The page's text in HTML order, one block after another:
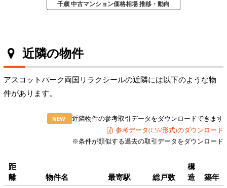
千歳 中古マンション価格相場 推移・動向
近隣の物件
アスコットパーク両国リラクシールの近隣には以下のような物
件があります。
NEW
近隣物件の参考取引データをダウンロードできます
参考データ(CSV形式)のダウンロード
※条件が類似する過去の取引データをダウンロード
距
離
物件名 最寄駅 総戸数
構
造
築年